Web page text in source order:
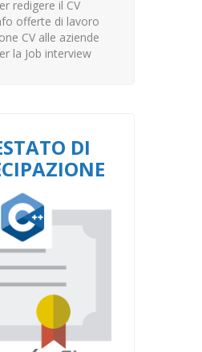
redigere il CV
offerte di lavoro
CV alle aziende
la Job interview
DI